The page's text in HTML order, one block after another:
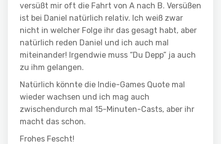
versüßt mir oft die Fahrt von A nach B. Versüßen
ist bei Daniel natürlich relativ. Ich weiß zwar
nicht in welcher Folge ihr das gesagt habt, aber
natürlich reden Daniel und ich auch mal
miteinander! Irgendwie muss “Du Depp” ja auch
zu ihm gelangen.
Natürlich könnte die Indie-Games Quote mal
wieder wachsen und ich mag auch
zwischendurch mal 15-Minuten-Casts, aber ihr
macht das schon.
Frohes Fescht!